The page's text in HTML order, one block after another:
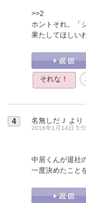
>>2
ホントそれ。「
果たしてほしい
それな！
4 名無しだＪ より
2016年1月14日
中居くんが退社
一度決めたこと